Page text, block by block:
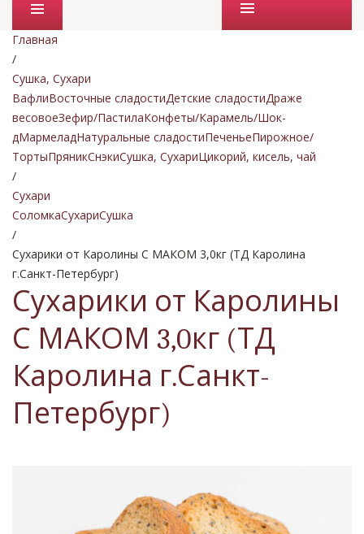
Промо товары
Главная
/
Сушка, Сухари
ВафлиВосточные сладостиДетские сладостиДраже
весовоеЗефир/ПастилаКонфеты/Карамель/Шок-
дМармеладНатуральные сладостиПеченьеПирожное/
ТортыПряникСнэкиСушка, СухариЦикорий, кисель, чай
/
Сухари
СоломкаСухариСушка
/
Сухарики от Каролины С МАКОМ 3,0кг (ТД Каролина
г.Санкт-Петербург)
Сухарики от Каролины
С МАКОМ 3,0кг (ТД
Каролина г.Санкт-
Петербург)